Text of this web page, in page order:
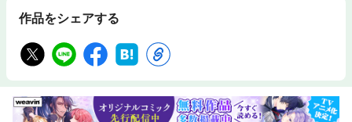
作品をシェアする